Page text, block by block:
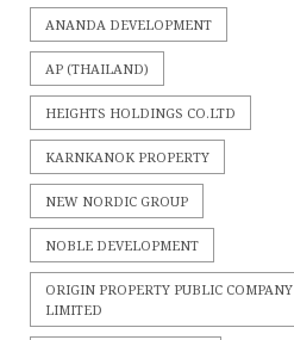
ANANDA DEVELOPMENT
AP (THAILAND)
HEIGHTS HOLDINGS CO.LTD
KARNKANOK PROPERTY
NEW NORDIC GROUP
NOBLE DEVELOPMENT
ORIGIN PROPERTY PUBLIC COMPANY
LIMITED